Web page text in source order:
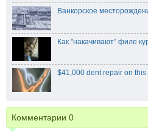
Ванкорское
Как "накачивают" филе
$41,000 dent repair on
Комментарии 0